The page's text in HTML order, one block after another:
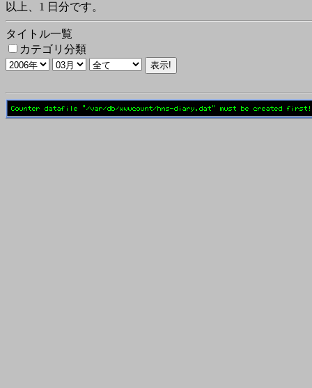
以上、1 日分です。
タイトル一覧
カテゴリ分類